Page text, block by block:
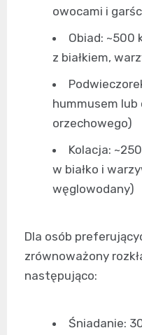
owocami i
Obiad: ~500
z białkiem,
hummusem lub
orzechowego)
Kolacja:
w białko i
węglowodany)
Dla osób
zrównoważony
następująco:
Śniadanie: